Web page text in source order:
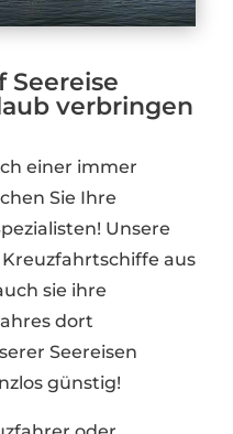
Seereise
verbringen
einer immer
Sie Ihre
Unsere
aus
sie ihre
dort
Seereisen
günstig!